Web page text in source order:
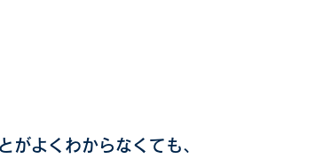
がよくわからなくても、